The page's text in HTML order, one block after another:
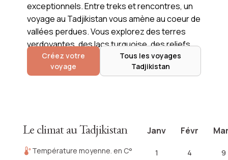
exceptionnels. Entre treks et rencontres, un
voyage au Tadjikistan vous amène au coeur de
vallées perdues. Vous explorez des terres
verdoyantes, des lacs turquoise, des reliefs
minéraux et glaciers haut perchés, le tout
dans un contraste saisissant. Au programme
Voir plus
Créez votre
voyage
Tous les voyages
Tadjikistan
Le climat au Tadjikistan Janv Févr
Température moyenne. en C° 1 4
9